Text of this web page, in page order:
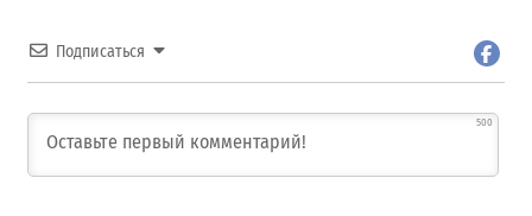
Подписаться
500